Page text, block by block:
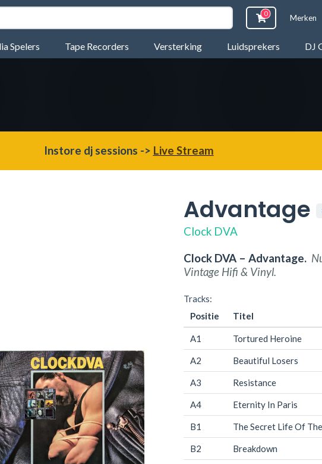
Spelers Tape Recorders Versterking Luidsprekers DJ
Merken
Instore dj sessions -> Live Stream
Advantage
Clock DVA
Clock DVA – Advantage.
Vintage Hifi & Vinyl.
Tracks:
Positie
Titel
A1 Tortured Heroine
A2 Beautiful Losers
A3 Resistance
A4 Eternity In Paris
B1 The Secret Life Of
B2 Breakdown